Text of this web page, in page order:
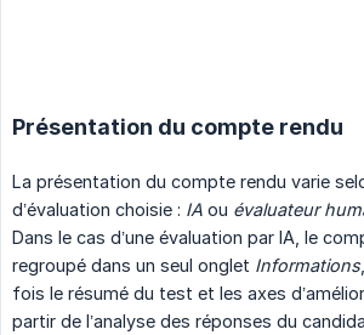
Présentation du compte rendu
La présentation du compte rendu varie
d’évaluation choisie : IA ou évaluateur
Dans le cas d’une évaluation par IA, le
regroupé dans un seul onglet Informations
fois le résumé du test et les axes
partir de l’analyse des réponses du